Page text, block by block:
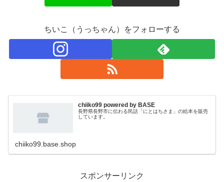
ちいこ（うっちゃん）をフォローする
chiiko99 powered by BASE
長野県長野市に伝わる民話「にとはちさま」の絵本を販売
しています。
chiiko99.base.shop
スポンサーリンク